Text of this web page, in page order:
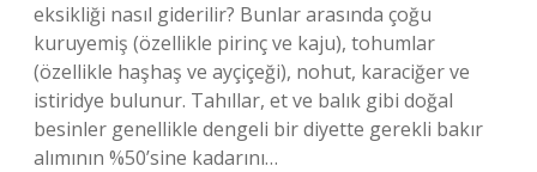
eksikliği nasıl giderilir? Bunlar arasında çoğu
kuruyemiş (özellikle pirinç ve kaju), tohumlar
(özellikle haşhaş ve ayçiçeği), nohut, karaciğer ve
istiridye bulunur. Tahıllar, et ve balık gibi doğal
besinler genellikle dengeli bir diyette gerekli bakır
alımının %50’sine kadarını…